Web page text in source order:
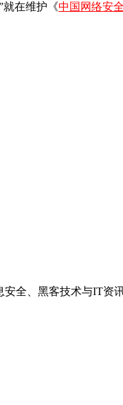
就在维护《中国网络安
全、黑客技术与IT资讯